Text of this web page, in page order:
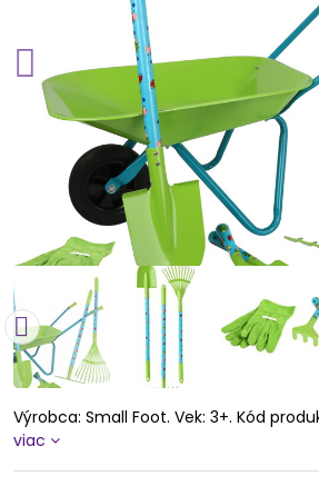
Výrobca: Small Foot. Vek: 3+. Kód
viac